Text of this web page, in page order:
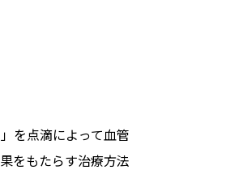
を点滴によって血管
をもたらす治療方法